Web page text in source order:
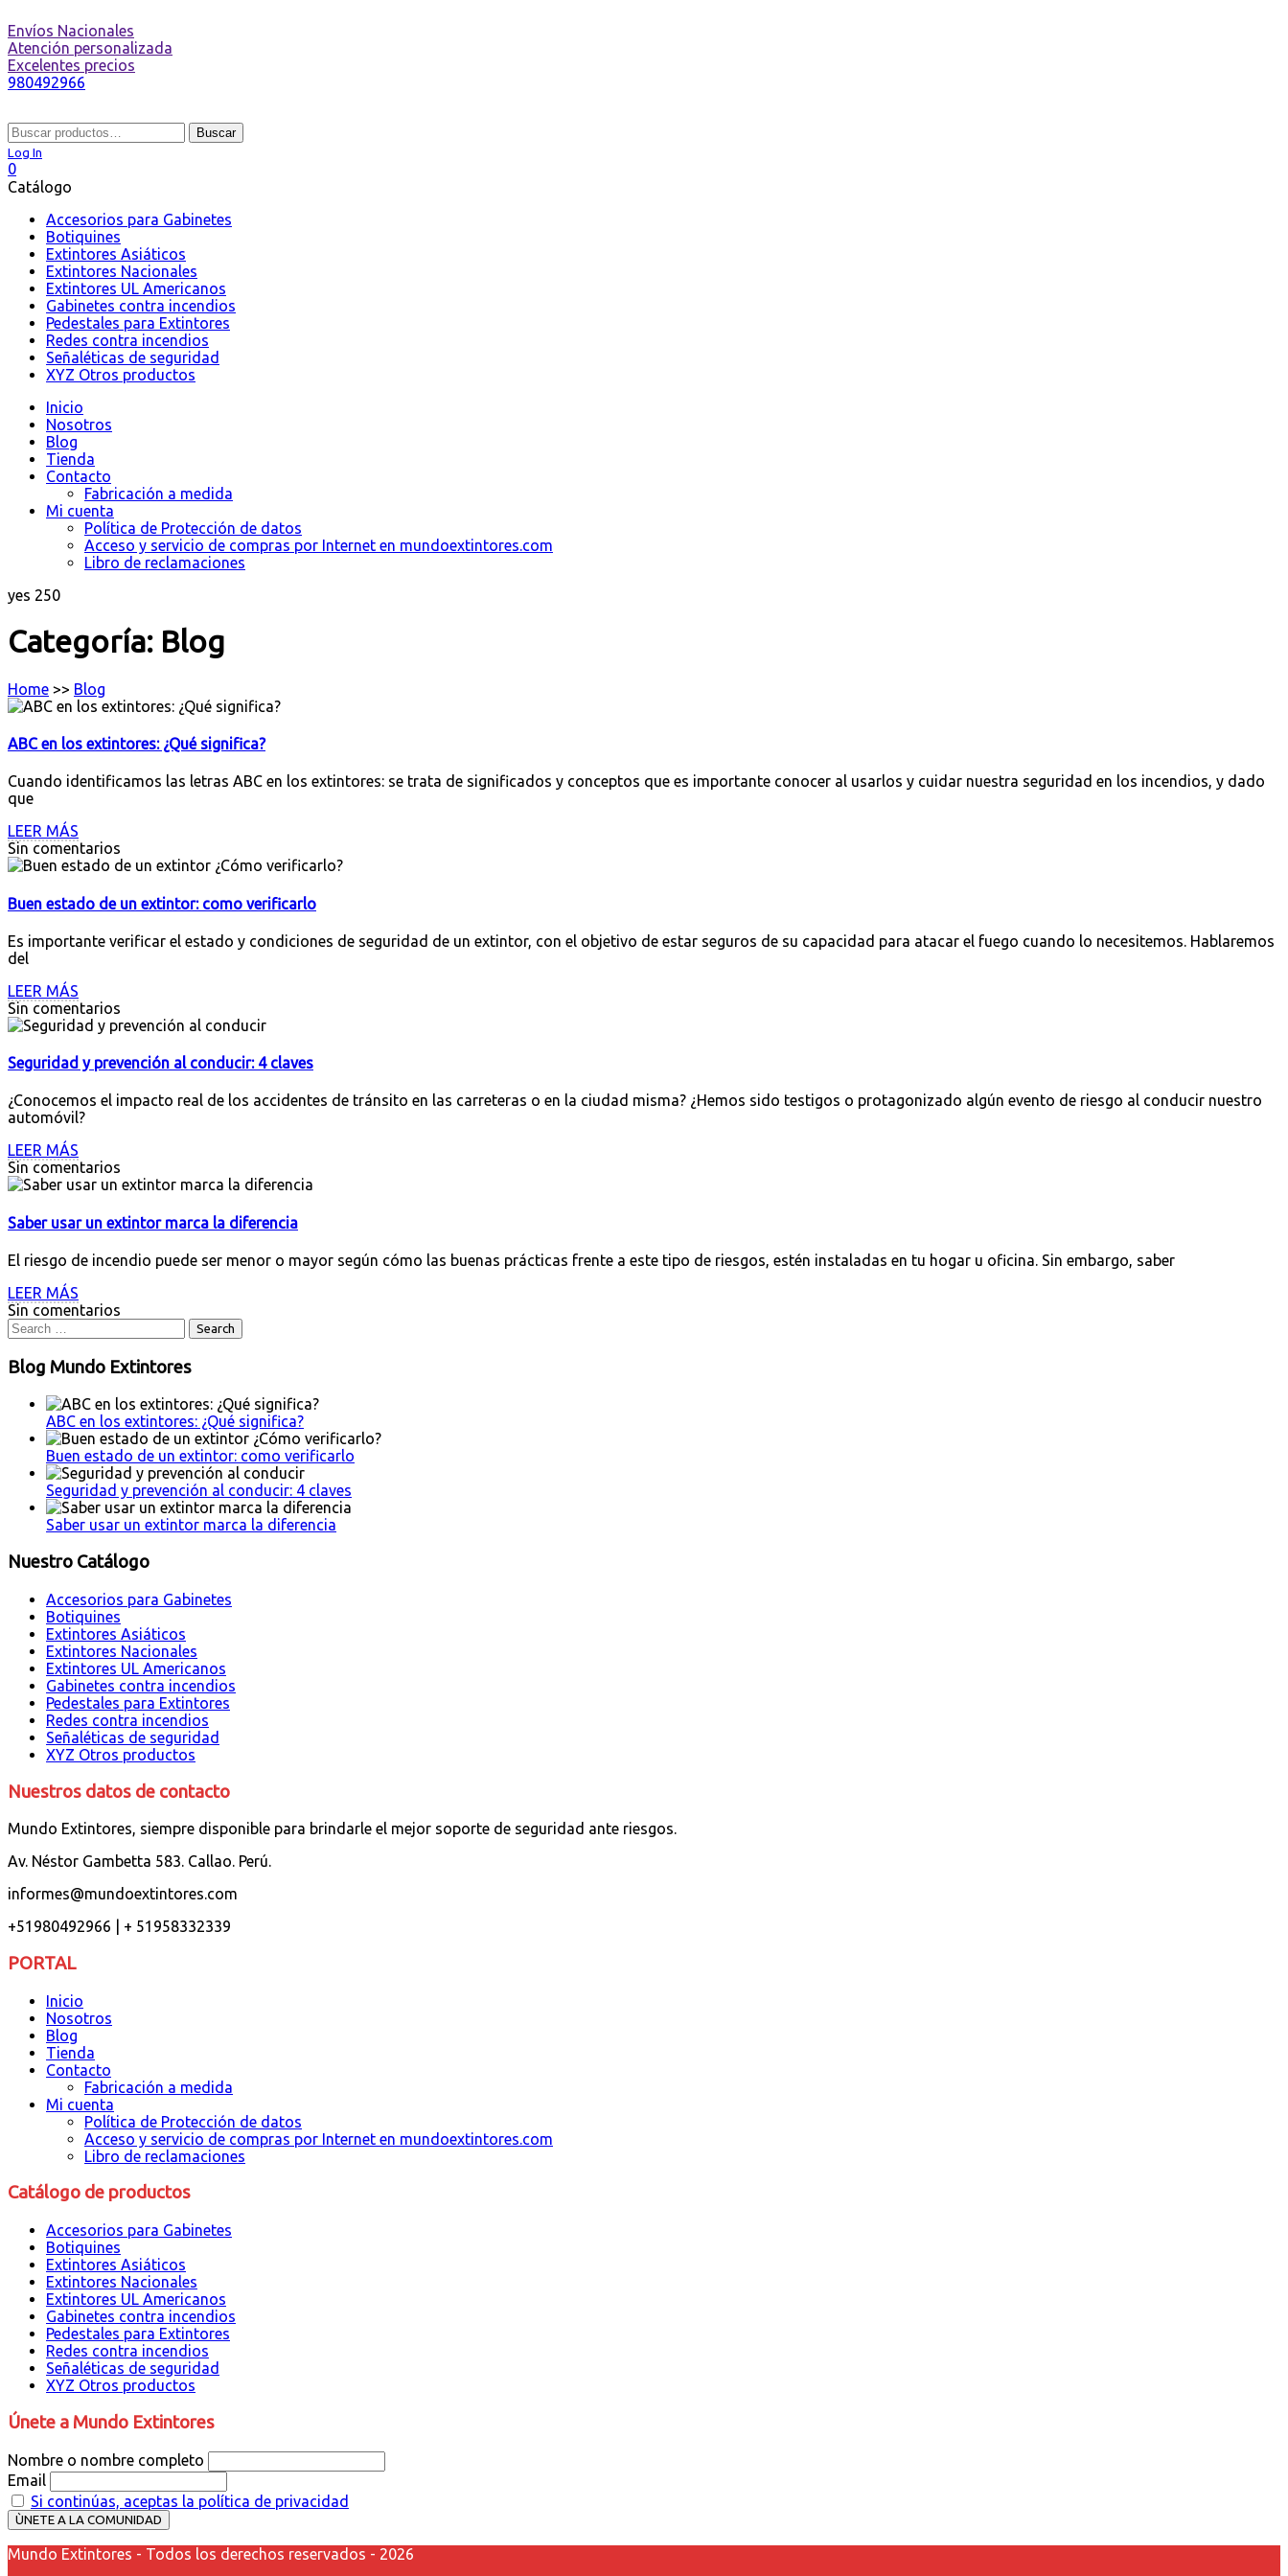
Envíos Nacionales
Atención personalizada
Excelentes precios
980492966
Buscar
por:
Buscar
Log In
0
Catálogo
Accesorios para Gabinetes
Botiquines
Extintores Asiáticos
Extintores Nacionales
Extintores UL Americanos
Gabinetes contra incendios
Pedestales para Extintores
Redes contra incendios
Señaléticas de seguridad
XYZ Otros productos
Inicio
Nosotros
Blog
Tienda
Contacto
Fabricación a medida
Mi cuenta
Política de Protección de datos
Acceso y servicio de compras por Internet en mundoextintores.com
Libro de reclamaciones
yes 250
Categoría: Blog
Home >> Blog
ABC en los extintores: ¿Qué significa?
Cuando identificamos las letras ABC en los extintores: se trata de significados y conceptos que es importante conocer al usarlos y cuidar nuestra seguridad en los incendios, y dado
que
LEER MÁS
Sin comentarios
Buen estado de un extintor: como verificarlo
Es importante verificar el estado y condiciones de seguridad de un extintor, con el objetivo de estar seguros de su capacidad para atacar el fuego cuando lo necesitemos. Hablaremos
del
LEER MÁS
Sin comentarios
Seguridad y prevención al conducir: 4 claves
¿Conocemos el impacto real de los accidentes de tránsito en las carreteras o en la ciudad misma? ¿Hemos sido testigos o protagonizado algún evento de riesgo al conducir nuestro
automóvil?
LEER MÁS
Sin comentarios
Saber usar un extintor marca la diferencia
El riesgo de incendio puede ser menor o mayor según cómo las buenas prácticas frente a este tipo de riesgos, estén instaladas en tu hogar u oficina. Sin embargo, saber
LEER MÁS
Sin comentarios
Blog Mundo Extintores
ABC en los extintores: ¿Qué significa?
Buen estado de un extintor: como verificarlo
Seguridad y prevención al conducir: 4 claves
Saber usar un extintor marca la diferencia
Nuestro Catálogo
Accesorios para Gabinetes
Botiquines
Extintores Asiáticos
Extintores Nacionales
Extintores UL Americanos
Gabinetes contra incendios
Pedestales para Extintores
Redes contra incendios
Señaléticas de seguridad
XYZ Otros productos
Nuestros datos de contacto
Mundo Extintores, siempre disponible para brindarle el mejor soporte de seguridad ante riesgos.
Av. Néstor Gambetta 583. Callao. Perú.
informes@mundoextintores.com
+51980492966 | + 51958332339
PORTAL
Inicio
Nosotros
Blog
Tienda
Contacto
Fabricación a medida
Mi cuenta
Política de Protección de datos
Acceso y servicio de compras por Internet en mundoextintores.com
Libro de reclamaciones
Catálogo de productos
Accesorios para Gabinetes
Botiquines
Extintores Asiáticos
Extintores Nacionales
Extintores UL Americanos
Gabinetes contra incendios
Pedestales para Extintores
Redes contra incendios
Señaléticas de seguridad
XYZ Otros productos
Únete a Mundo Extintores
Nombre o nombre completo
Email
Si continúas, aceptas la política de privacidad
Mundo Extintores - Todos los derechos reservados - 2026